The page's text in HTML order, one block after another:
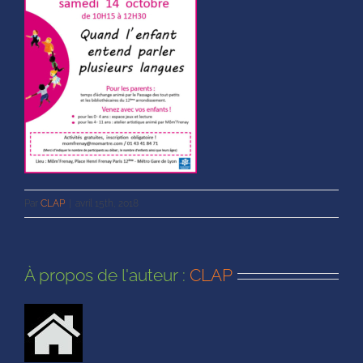
Par CLAP avril 15th, 2018
À propos de l'auteur : CLAP